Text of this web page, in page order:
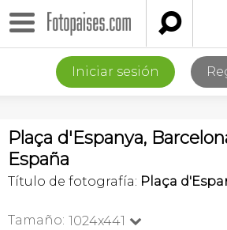

Iniciar sesión
Plaça d'Espanya,
España
Título de fotografía: Plaça
Tamaño: 1024x441 